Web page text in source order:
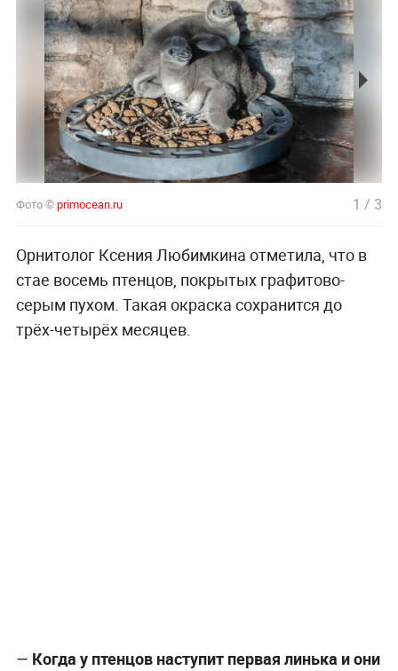
Фото ©primocean.ru 1 / 3
Орнитолог Ксения Любимкина отметила, что в
стае восемь птенцов, покрытых графитово-
серым пухом. Такая окраска сохранится до
трёх-четырёх месяцев.
― Когда у птенцов наступит первая линька и они